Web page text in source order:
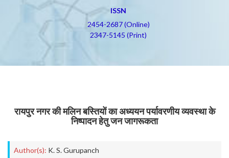
ISSN
2454-2687 (Online)
2347-5145 (Print)
रायपुर नगर की मलिन बस्तियों का अध्ययन पर्यावरणीय व्यवस्था के
निष्पादन हेतु जन जागरूकता
Author(s): K. S. Gurupanch